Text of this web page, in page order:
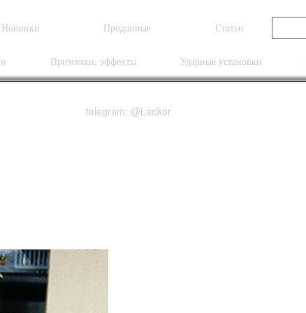
Новинки Проданные Статьи
Примочки, эффекты Ударные установки
telegram: @Ladkor